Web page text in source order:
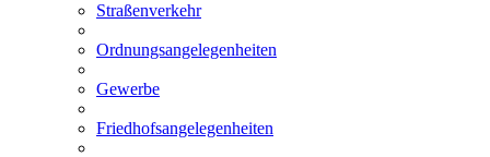
Straßenverkehr
Ordnungsangelegenheiten
Gewerbe
Friedhofsangelegenheiten